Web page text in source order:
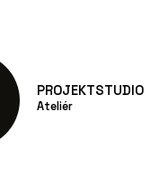
PROJEKTSTUDIO
Ateliér